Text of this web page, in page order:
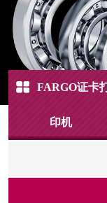
FARGO证卡
印机